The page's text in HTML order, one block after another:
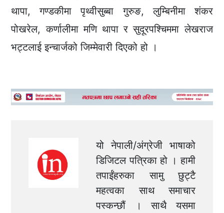
थापा, गण्डकीमा पृथ्वीसुब्बा गुरुङ, लुम्बिनीमा शंकर
पोखरेल, कर्णालीमा मणि थापा र सुदूरपश्चिममा लेखराज
भट्टलाई इन्चार्जको जिम्‍मेवारी दिएको हो ।
यो नेपाली/अंग्रेजी भाषाको
डिजिटल पत्रिका हो । हामी
तपाईंहरुका सामु छुट्टै
महत्वका साथ समाचार
पस्कन्छौं । साथै यसमा